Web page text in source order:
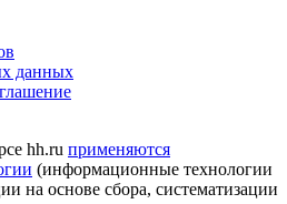
данных
hh.ru применяются
(информационные технологии
на основе сбора, систематизации